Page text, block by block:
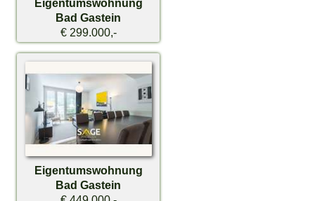
Eigentumswohnung
Bad Gastein
€ 299.000,-
Eigentumswohnung
Bad Gastein